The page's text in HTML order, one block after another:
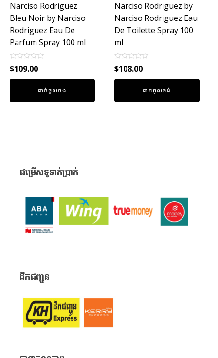
Narciso Rodriguez
Bleu Noir by Narciso
Rodriguez Eau De
Parfum Spray 100 ml
Rated
0
out
$109.00
ដាក់ចូលថង់
Narciso Rodriguez by
Narciso Rodriguez Eau
De Toilette Spray 100
ml
Rated
0
out
$108.00
ដាក់ចូលថង់
ជម្រើសទូទាត់ប្រាក់
ដឹកជញ្ជូន